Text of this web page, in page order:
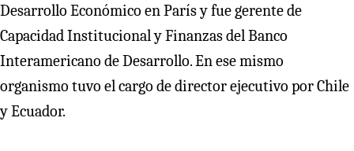
Desarrollo Económico en París y fue gerente de
Capacidad Institucional y Finanzas del Banco
Interamericano de Desarrollo. En ese mismo
organismo tuvo el cargo de director ejecutivo por Chile
y Ecuador.